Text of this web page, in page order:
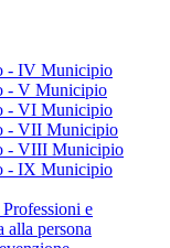
- IV Municipio
- V Municipio
- VI Municipio
- VII Municipio
- VIII Municipio
- IX Municipio
e
alla persona